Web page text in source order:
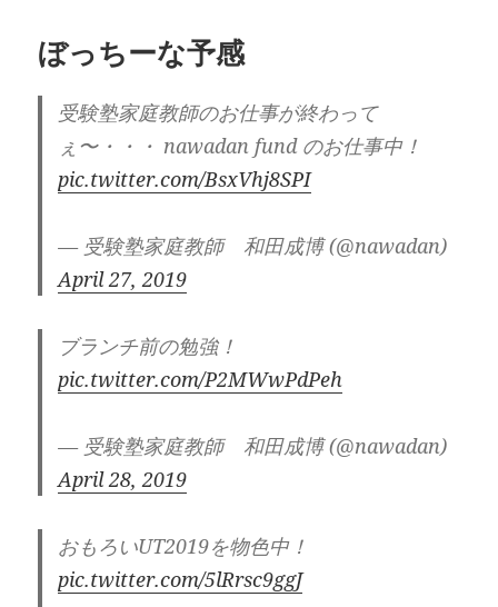
ぼっちーな予感
受験塾家庭教師のお仕事が終わって
ぇ〜・・・ nawadan fund のお仕事中！
pic.twitter.com/BsxVhj8SPI
— 受験塾家庭教師 和田成博 (@nawadan)
April 27, 2019
ブランチ前の勉強！
pic.twitter.com/P2MWwPdPeh
— 受験塾家庭教師 和田成博 (@nawadan)
April 28, 2019
おもろいUT2019を物色中！
pic.twitter.com/5lRrsc9ggJ